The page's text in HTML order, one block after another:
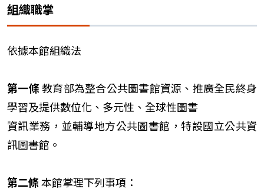
組織職掌
依據本館組織法
第一條教育部為整合公共圖書館資源、推廣全民終身
學習及提供數位化、多元性、全球性圖書
資訊業務，並輔導地方公共圖書館，特設國立公共資
訊圖書館。
第二條本館掌理下列事項：